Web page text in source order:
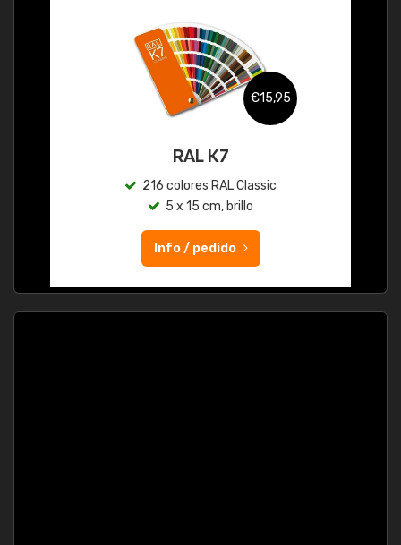
€15,95
RAL K7
216 colores RAL Classic
5 x 15 cm, brillo
Info / pedido